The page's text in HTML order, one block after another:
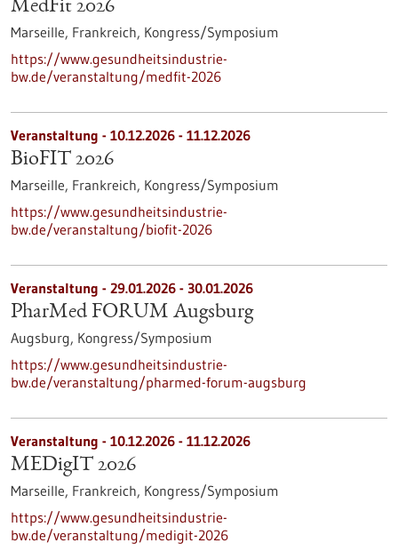
MedFit 2026
Marseille, Frankreich, Kongress/Symposium
https://www.gesundheitsindustrie-
bw.de/veranstaltung/medfit-2026
Veranstaltung - 10.12.2026 - 11.12.2026
BioFIT 2026
Marseille, Frankreich, Kongress/Symposium
https://www.gesundheitsindustrie-
bw.de/veranstaltung/biofit-2026
Veranstaltung - 29.01.2026 - 30.01.2026
PharMed FORUM Augsburg
Augsburg, Kongress/Symposium
https://www.gesundheitsindustrie-
bw.de/veranstaltung/pharmed-forum-augsburg
Veranstaltung - 10.12.2026 - 11.12.2026
MEDigIT 2026
Marseille, Frankreich, Kongress/Symposium
https://www.gesundheitsindustrie-
bw.de/veranstaltung/medigit-2026